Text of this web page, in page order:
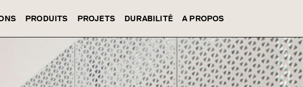
PRODUITS PROJETS DURABILITÉ A PROPOS